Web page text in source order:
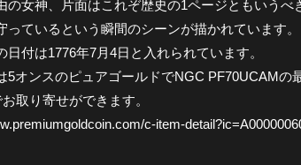
の女神、片面はこれぞ歴史の1ページともいう
っているという瞬間のシーンが描かれています。
日付は1776年7月4日と入れられています。
5オンスのピュアゴールドでNGC PF70UCAMの
取り寄せができます。
c-item-